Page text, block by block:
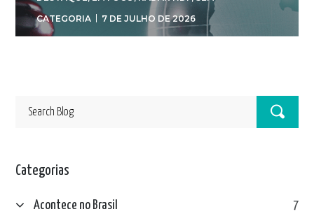
CATEGORIA
7 DE JULHO DE 2026
Categorias
Acontece no Brasil 7